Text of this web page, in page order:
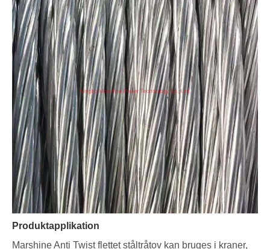
Produktapplikation
Marshine Anti Twist flettet ståltråtov kan bruges i kraner,